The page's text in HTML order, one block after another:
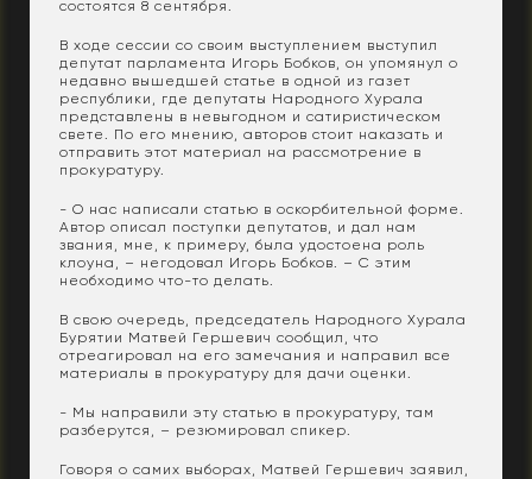
состоятся 8 сентября.
В ходе сессии со своим выступлением выступил
депутат парламента Игорь Бобков, он упомянул о
недавно вышедшей статье в одной из газет
республики, где депутаты Народного Хурала
представлены в невыгодном и сатиристическом
свете. По его мнению, авторов стоит наказать и
отправить этот материал на рассмотрение в
прокуратуру.
- О нас написали статью в оскорбительной форме.
Автор описал поступки депутатов, и дал нам
звания, мне, к примеру, была удостоена роль
клоуна, – негодовал Игорь Бобков. – С этим
необходимо что-то делать.
В свою очередь, председатель Народного Хурала
Бурятии Матвей Гершевич сообщил, что
отреагировал на его замечания и направил все
материалы в прокуратуру для дачи оценки.
- Мы направили эту статью в прокуратуру, там
разберутся, – резюмировал спикер.
Говоря о самих выборах, Матвей Гершевич заявил,